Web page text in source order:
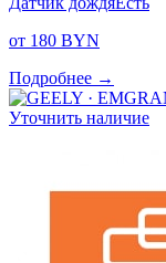
от 180 BYN
Подробнее →
Уточнить наличие